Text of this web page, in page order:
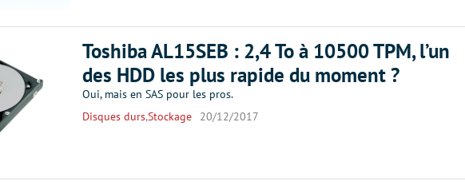
Toshiba AL15SEB : 2,4 To à 10500 TPM, l’un
des HDD les plus rapide du moment ?
Oui, mais en SAS pour les pros.
Disques durs,Stockage 20/12/2017